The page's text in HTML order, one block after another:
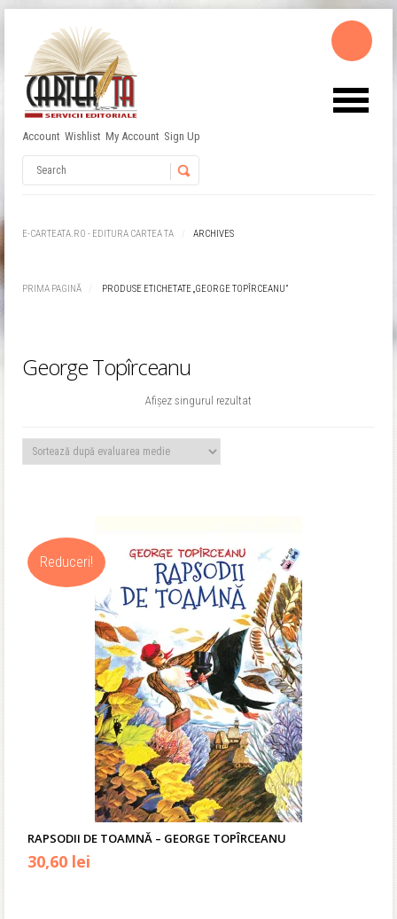
Account Wishlist My Account Sign Up
E-CARTEATA.RO - EDITURA CARTEA TA ARCHIVES
PRIMA PAGINĂ PRODUSE ETICHETATE „GEORGE TOPÎRCEANU”
George Topîrceanu
Afișez singurul rezultat
Reduceri!
RAPSODII DE TOAMNĂ – GEORGE TOPÎRCEANU
Prețul
30,60 lei